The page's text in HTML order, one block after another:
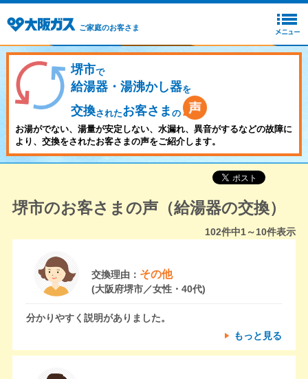
ご家庭のお客さま
堺市で
給湯器・湯沸かし器を
交換されたお客さま の
お湯がでない、湯量が安定しない、水漏れ、異音がするなどの故障に
より、交換をされたお客さまの声をご紹介します。
堺市のお客さまの声（給湯器の交換）
102件中1～10件表示
交換理由： その他
(大阪府堺市／女性・40代)
分かりやすく説明がありました。
もっと見る